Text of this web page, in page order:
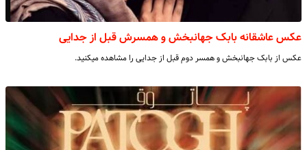
عکس عاشقانه بابک جهانبخش و همسرش قبل از جدایی
عکس از بابک جهانبخش و همسر دوم قبل از جدایی را مشاهده میکنید.